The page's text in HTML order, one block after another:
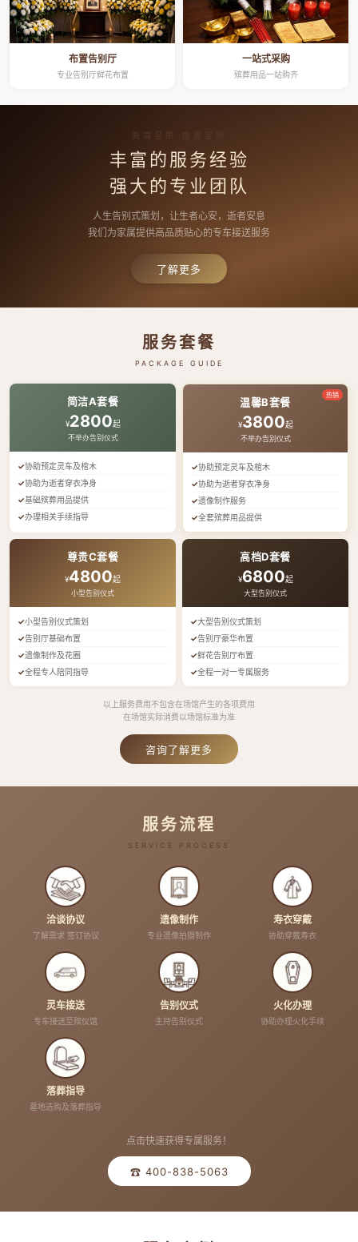
布置告别厅
专业告别厅鲜花布置
一站式采购
殡葬用品一站购齐
高端品质 按需定制
丰富的服务经验
强大的专业团队
人生告别式策划，让生者心安，逝者安息
我们为家属提供高品质贴心的专车接送服务
了解更多
服务套餐
PACKAGE GUIDE
简洁A套餐
¥2800起
不举办告别仪式
协助预定灵车及棺木
协助为逝者穿衣净身
基础殡葬用品提供
办理相关手续指导
热销
温馨B套餐
¥3800起
不举办告别仪式
协助预定灵车及棺木
协助为逝者穿衣净身
遗像制作服务
全套殡葬用品提供
尊贵C套餐
¥4800起
小型告别仪式
小型告别仪式策划
告别厅基础布置
遗像制作及花圈
全程专人陪同指导
高档D套餐
¥6800起
大型告别仪式
大型告别仪式策划
告别厅豪华布置
鲜花告别厅布置
全程一对一专属服务
以上服务费用不包含在场馆产生的各项费用
在场馆实际消费以场馆标准为准
咨询了解更多
服务流程
SERVICE PROCESS
洽谈协议
了解需求 签订协议
遗像制作
专业遗像拍摄制作
寿衣穿戴
协助穿戴寿衣
灵车接送
专车接送至殡仪馆
告别仪式
主持告别仪式
火化办理
协助办理火化手续
落葬指导
墓地选购及落葬指导
点击快速获得专属服务！
☎ 400-838-5063